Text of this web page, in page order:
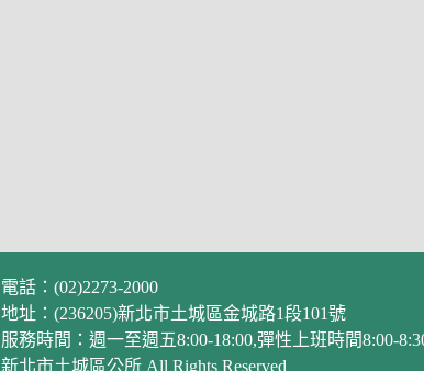
電話：(02)2273-2000
地址：(236205)新北市土城區金城路1段101號
服務時間：週一至週五8:00-18:00,彈性上班時間8:00-
新北市土城區公所 All Rights Reserved